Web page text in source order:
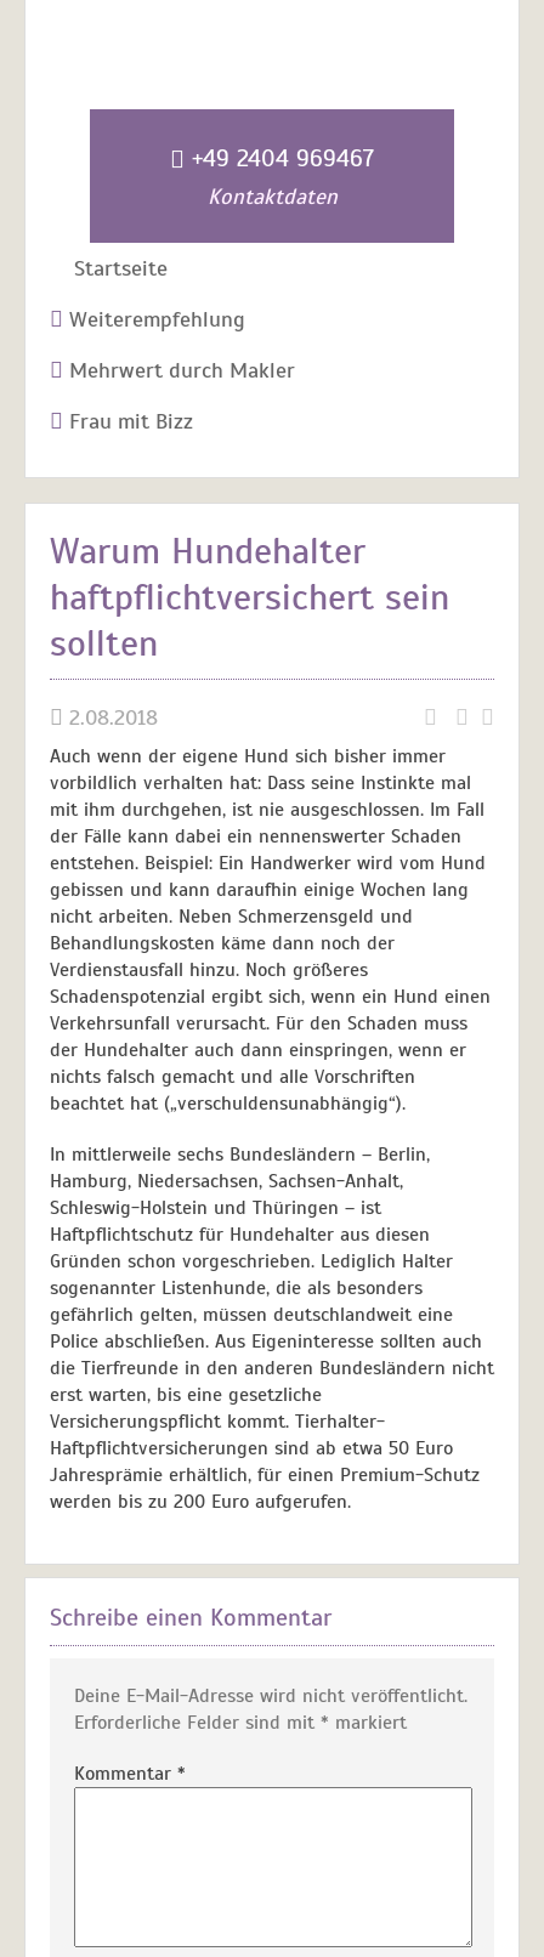
+49 2404 969467
Kontaktdaten
Startseite
Weiterempfehlung
Mehrwert durch Makler
Frau mit Bizz
Warum Hundehalter
haftpflichtversichert sein
sollten
2.08.2018
Auch wenn der eigene Hund sich bisher immer
vorbildlich verhalten hat: Dass seine Instinkte mal
mit ihm durchgehen, ist nie ausgeschlossen. Im Fall
der Fälle kann dabei ein nennenswerter Schaden
entstehen. Beispiel: Ein Handwerker wird vom Hund
gebissen und kann daraufhin einige Wochen lang
nicht arbeiten. Neben Schmerzensgeld und
Behandlungskosten käme dann noch der
Verdienstausfall hinzu. Noch größeres
Schadenspotenzial ergibt sich, wenn ein Hund einen
Verkehrsunfall verursacht. Für den Schaden muss
der Hundehalter auch dann einspringen, wenn er
nichts falsch gemacht und alle Vorschriften
beachtet hat („verschuldensunabhängig“).
In mittlerweile sechs Bundesländern – Berlin,
Hamburg, Niedersachsen, Sachsen-Anhalt,
Schleswig-Holstein und Thüringen – ist
Haftpflichtschutz für Hundehalter aus diesen
Gründen schon vorgeschrieben. Lediglich Halter
sogenannter Listenhunde, die als besonders
gefährlich gelten, müssen deutschlandweit eine
Police abschließen. Aus Eigeninteresse sollten auch
die Tierfreunde in den anderen Bundesländern nicht
erst warten, bis eine gesetzliche
Versicherungspflicht kommt. Tierhalter-
Haftpflichtversicherungen sind ab etwa 50 Euro
Jahresprämie erhältlich, für einen Premium-Schutz
werden bis zu 200 Euro aufgerufen.
Schreibe einen Kommentar
Deine E-Mail-Adresse wird nicht veröffentlicht.
Erforderliche Felder sind mit * markiert
Kommentar *